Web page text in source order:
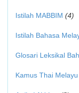
Istilah MABBIM (4)
Istilah Bahasa
Glosari Leksikal
Kamus Thai